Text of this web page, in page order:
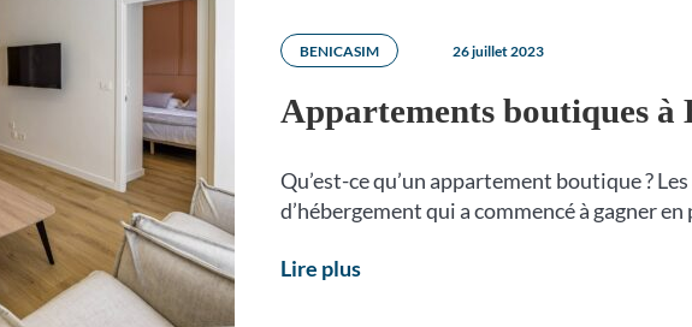
BENICASIM 26 juillet 2023
Appartements boutiques à
Qu’est-ce qu’un appartement boutique ?
d’hébergement qui a commencé à gagner
Lire plus